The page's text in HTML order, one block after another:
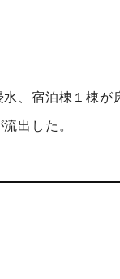
、宿泊棟１棟が
出した。